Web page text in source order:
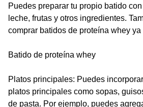
Puedes preparar tu propio batido
leche, frutas y otros ingredientes.
comprar batidos de proteína whey ya
Batido de proteína whey
Platos principales: Puedes
platos principales como sopas,
de pasta. Por ejemplo, puedes